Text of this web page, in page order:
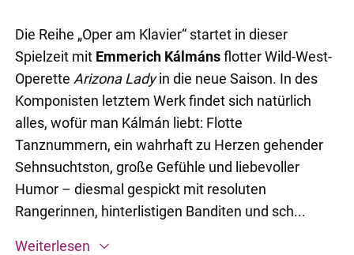
Die Reihe „Oper am Klavier“ startet in dieser
Spielzeit mit Emmerich Kálmánsflotter Wild-West-
Operette Arizona Ladyin die neue Saison. In des
Komponisten letztem Werk findet sich natürlich
alles, wofür man Kálmán liebt: Flotte
Tanznummern, ein wahrhaft zu Herzen gehender
Sehnsuchtston, große Gefühle und liebevoller
Humor – diesmal gespickt mit resoluten
Rangerinnen, hinterlistigen Banditen und sch...
Weiterlesen